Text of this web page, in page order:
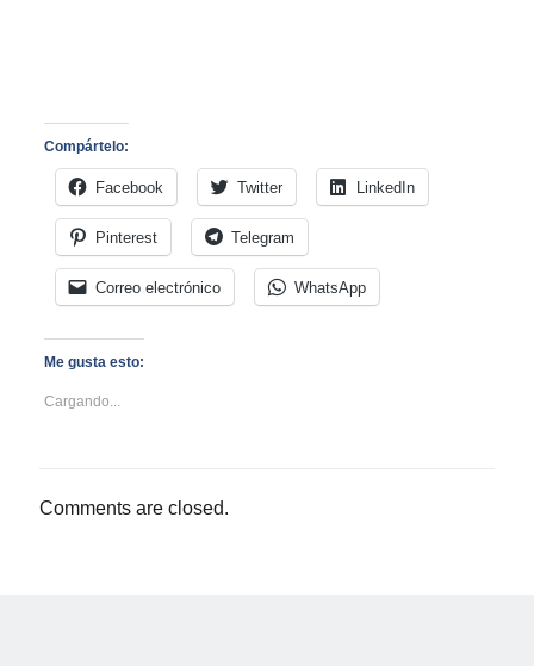
Compártelo:
Facebook Twitter LinkedIn
Pinterest Telegram
Correo electrónico WhatsApp
Me gusta esto:
Cargando...
Comments are closed.